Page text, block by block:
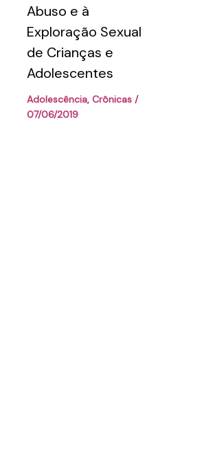
Abuso e à
Exploração Sexual
de Crianças e
Adolescentes
Adolescência, Crônicas /
07/06/2019